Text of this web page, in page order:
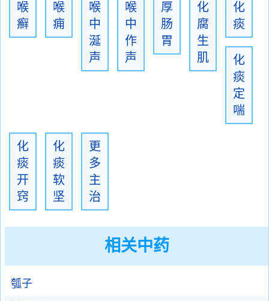
喉
癣
喉
痈
喉
中
涎
声
喉
中
作
声
厚
肠
胃
化
腐
生
肌
化
痰
化
痰
定
喘
化
痰
开
窍
化
痰
软
坚
更
多
主
治
相关中药
瓠子